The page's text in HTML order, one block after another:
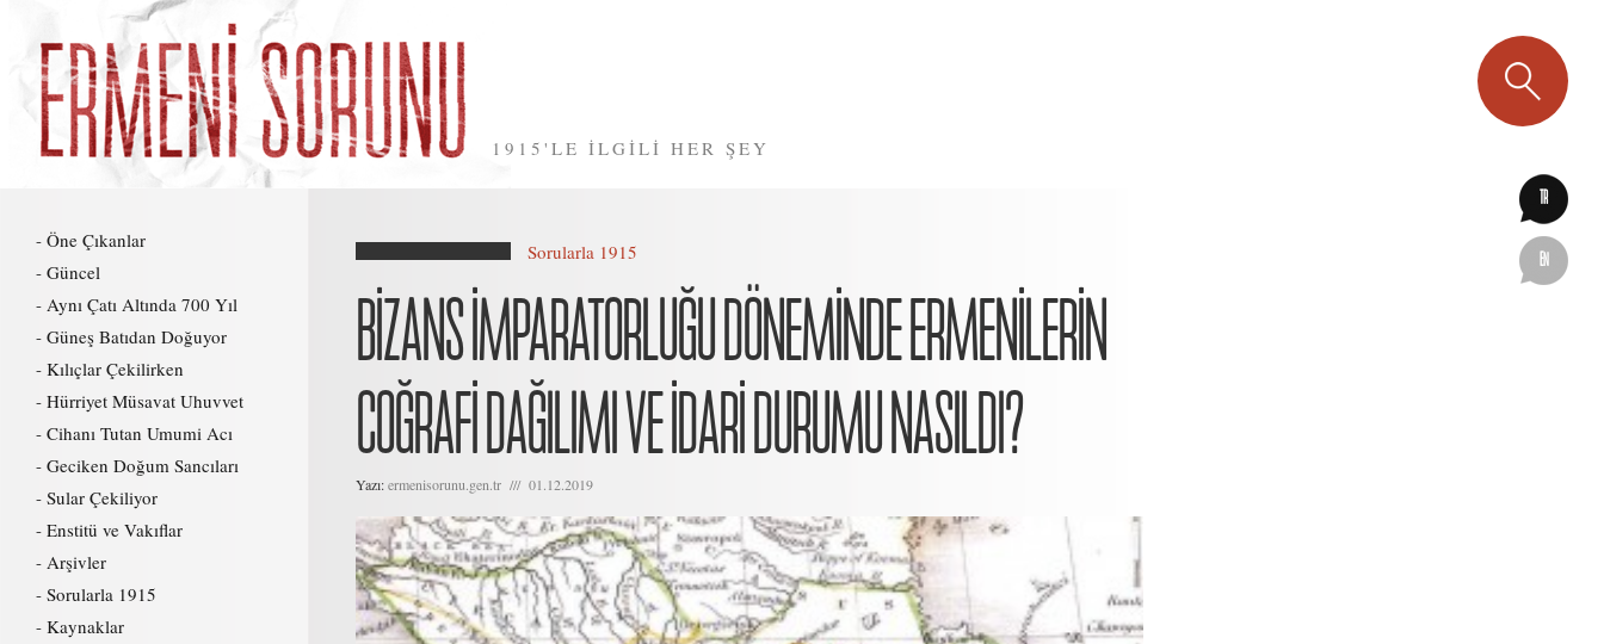
1915'LE İLGİLİ HER ŞEY
TR
EN
Öne Çıkanlar
Güncel
Aynı Çatı Altında 700 Yıl
Güneş Batıdan Doğuyor
Kılıçlar Çekilirken
Hürriyet Müsavat Uhuvvet
Cihanı Tutan Umumi Acı
Geciken Doğum Sancıları
Sular Çekiliyor
Enstitü ve Vakıflar
Arşivler
Sorularla 1915
Kaynaklar
Sorularla 1915
BİZANS İMPARATORLUĞU DÖNEMİNDE ERMENİLERİN
COĞRAFİ DAĞILIMI VE İDARİ DURUMU NASILDI?
Yazı:ermenisorunu.gen.tr /// 01.12.2019